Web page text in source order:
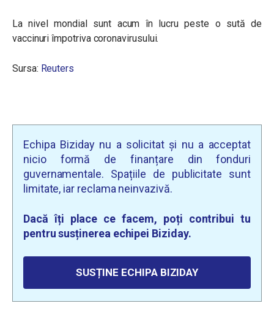
La nivel mondial sunt acum în lucru peste o sută de
vaccinuri împotriva coronavirusului.
Sursa: Reuters
Echipa Biziday nu a solicitat și nu a acceptat
nicio formă de finanțare din fonduri
guvernamentale. Spațiile de publicitate sunt
limitate, iar reclama neinvazivă.
Dacă îți place ce facem, poți contribui tu
pentru susținerea echipei Biziday.
SUSȚINE ECHIPA BIZIDAY